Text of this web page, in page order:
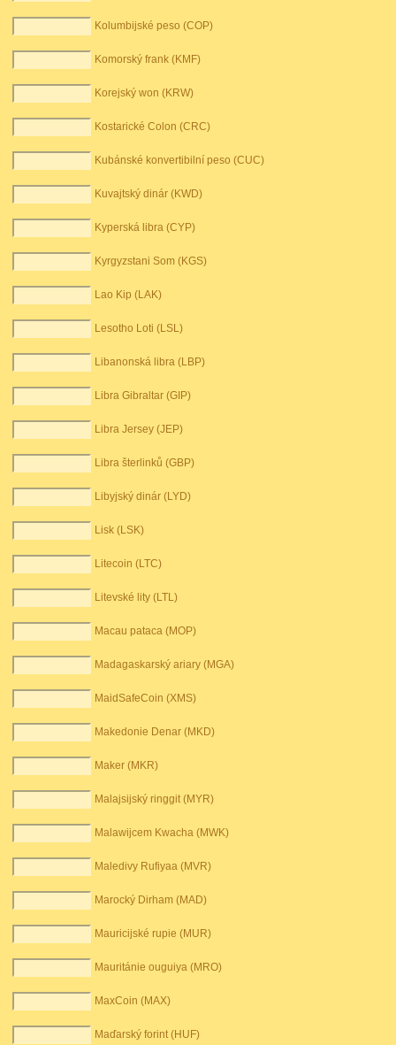
Kolumbijské peso (COP)
Komorský frank (KMF)
Korejský won (KRW)
Kostarické Colon (CRC)
Kubánské konvertibilní peso (CUC)
Kuvajtský dinár (KWD)
Kyperská libra (CYP)
Kyrgyzstani Som (KGS)
Lao Kip (LAK)
Lesotho Loti (LSL)
Libanonská libra (LBP)
Libra Gibraltar (GIP)
Libra Jersey (JEP)
Libra šterlinků (GBP)
Libyjský dinár (LYD)
Lisk (LSK)
Litecoin (LTC)
Litevské lity (LTL)
Macau pataca (MOP)
Madagaskarský ariary (MGA)
MaidSafeCoin (XMS)
Makedonie Denar (MKD)
Maker (MKR)
Malajsijský ringgit (MYR)
Malawijcem Kwacha (MWK)
Maledivy Rufiyaa (MVR)
Marocký Dirham (MAD)
Mauricijské rupie (MUR)
Mauritánie ouguiya (MRO)
MaxCoin (MAX)
Maďarský forint (HUF)